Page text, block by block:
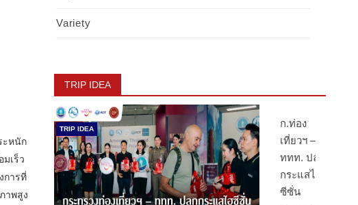
ะหนัก
เร็ว
การที่
าพสูง
Variety
TRIP IDEA
TRIP IDEA
ก.ท่อง
เที่ยวฯ –
ททท. ปลุก
กระแสไฮ
ซีซั่น